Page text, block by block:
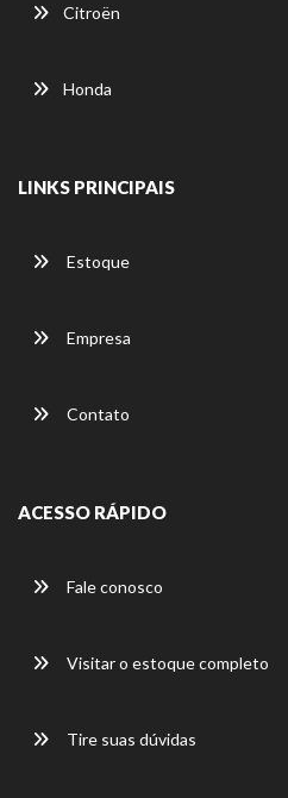
Citroën
Honda
LINKS PRINCIPAIS
Estoque
Empresa
Contato
ACESSO RÁPIDO
Fale conosco
Visitar o estoque completo
Tire suas dúvidas